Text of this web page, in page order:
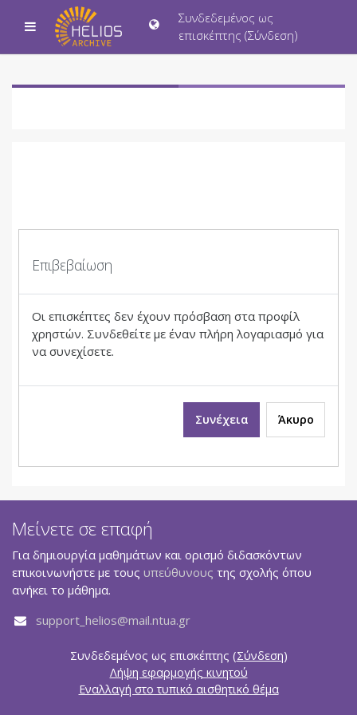
Μετάβαση στο κεντρικό περιεχόμενο
Πλευρικός πίνακας
Συνδεδεμένος ως
επισκέπτης (Σύνδεση)
Επιβεβαίωση
Οι επισκέπτες δεν έχουν πρόσβαση στα προφίλ
χρηστών. Συνδεθείτε με έναν πλήρη λογαριασμό για
να συνεχίσετε.
Συνέχεια Άκυρο
Μείνετε σε επαφή
Για δημιουργία μαθημάτων και ορισμό διδασκόντων
επικοινωνήστε με τους υπεύθυνους της σχολής όπου
ανήκει το μάθημα.
support_helios@mail.ntua.gr
Συνδεδεμένος ως επισκέπτης (Σύνδεση)
Λήψη εφαρμογής κινητού
Εναλλαγή στο τυπικό αισθητικό θέμα